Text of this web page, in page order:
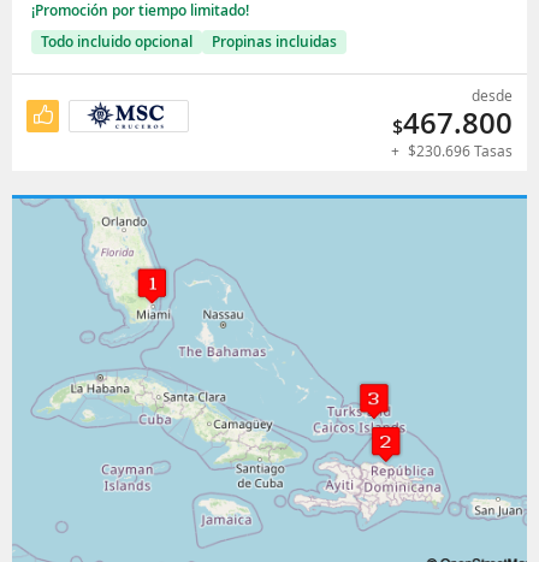
¡Promoción por tiempo limitado!
Todo incluido opcional
Propinas incluidas
desde
$467.800
+ $230.696Tasas